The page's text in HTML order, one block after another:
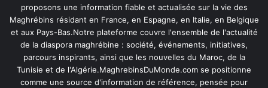
proposons une information fiable et actualisée sur la vie des
Maghrébins résidant en France, en Espagne, en Italie, en Belgique
et aux Pays-Bas.Notre plateforme couvre l'ensemble de l'actualité
de la diaspora maghrébine : société, événements, initiatives,
parcours inspirants, ainsi que les nouvelles du Maroc, de la
Tunisie et de l'Algérie.MaghrebinsDuMonde.com se positionne
comme une source d'information de référence, pensée pour